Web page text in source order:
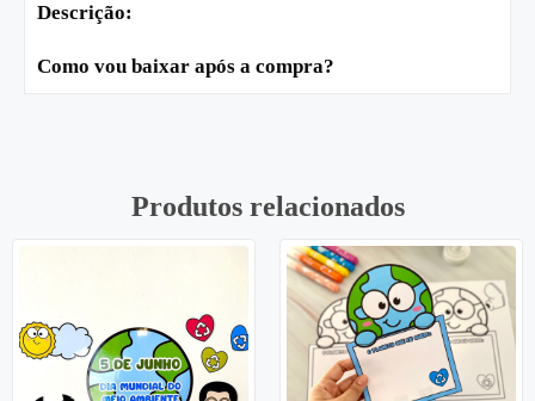
Descrição:
Como vou baixar após a compra?
Produtos relacionados